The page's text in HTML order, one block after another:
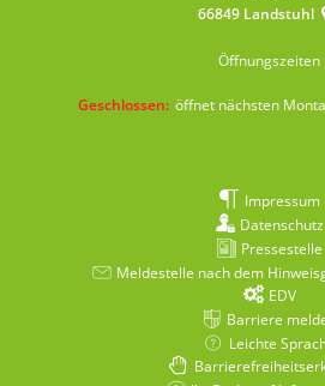
66849 Landstuhl
Öffnungszeiten
Klicken, um weitere Öffnungs- oder
Geschlossen: öffnet nächsten
Impressum
Datenschutz
Pressestelle
Meldestelle nach dem
EDV
Barriere
Leichte